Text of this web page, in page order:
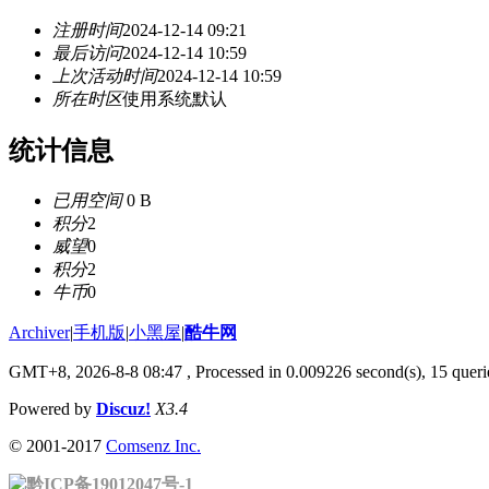
注册时间2024-12-14 09:21
最后访问2024-12-14 10:59
上次活动时间2024-12-14 10:59
所在时区使用系统默认
统计信息
已用空间0 B
积分2
威望0
积分2
牛币0
Archiver|手机版|小黑屋|酷牛网
GMT+8, 2026-8-8 08:47 , Processed in 0.009226 second(s), 15
Powered by Discuz! X3.4
© 2001-2017 Comsenz Inc.
黔ICP备19012047号-1